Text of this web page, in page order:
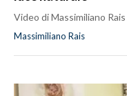
Video di Massimiliano Rais
Massimiliano Rais